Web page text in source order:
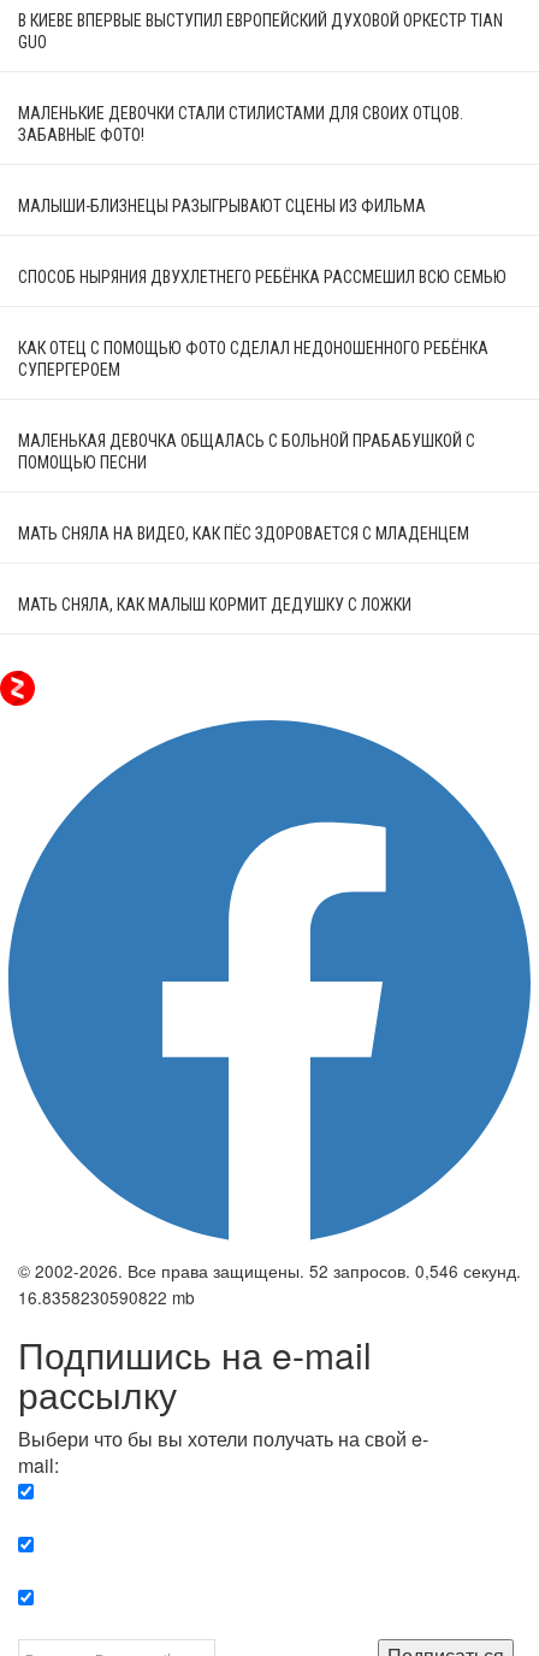
В КИЕВЕ ВПЕРВЫЕ ВЫСТУПИЛ ЕВРОПЕЙСКИЙ ДУХОВОЙ ОРКЕСТР TIAN
GUO
МАЛЕНЬКИЕ ДЕВОЧКИ СТАЛИ СТИЛИСТАМИ ДЛЯ СВОИХ ОТЦОВ.
ЗАБАВНЫЕ ФОТО!
МАЛЫШИ-БЛИЗНЕЦЫ РАЗЫГРЫВАЮТ СЦЕНЫ ИЗ ФИЛЬМА
СПОСОБ НЫРЯНИЯ ДВУХЛЕТНЕГО РЕБЁНКА РАССМЕШИЛ ВСЮ СЕМЬЮ
КАК ОТЕЦ С ПОМОЩЬЮ ФОТО СДЕЛАЛ НЕДОНОШЕННОГО РЕБЁНКА
СУПЕРГЕРОЕМ
МАЛЕНЬКАЯ ДЕВОЧКА ОБЩАЛАСЬ С БОЛЬНОЙ ПРАБАБУШКОЙ С
ПОМОЩЬЮ ПЕСНИ
МАТЬ СНЯЛА НА ВИДЕО, КАК ПЁС ЗДОРОВАЕТСЯ С МЛАДЕНЦЕМ
МАТЬ СНЯЛА, КАК МАЛЫШ КОРМИТ ДЕДУШКУ С ЛОЖКИ
© 2002-2026. Все права защищены. 52 запросов. 0,546 секунд.
16.8358230590822 mb
Подпишись на e-mail
рассылку
Выбери что бы вы хотели получать на свой e-
mail: